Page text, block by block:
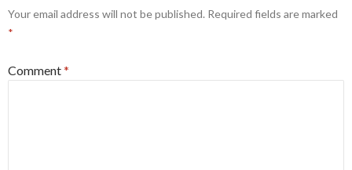
Your email address will not be published. Required fields are marked
*
Comment*